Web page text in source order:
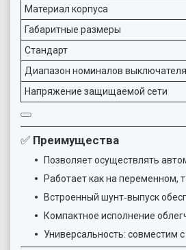
Материал корпуса
Габаритные размеры
Стандарт
Диапазон номиналов выключателя
Напряжение защищаемой сети
✅ Преимущества
Позволяет осуществлять
Работает как на переменном,
Встроенный шунт‑выпуск
Компактное исполнение
Универсальность: совместим